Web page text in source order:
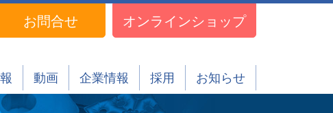
お問合せ オンラインショップ
動画 企業情報 採用 お知らせ